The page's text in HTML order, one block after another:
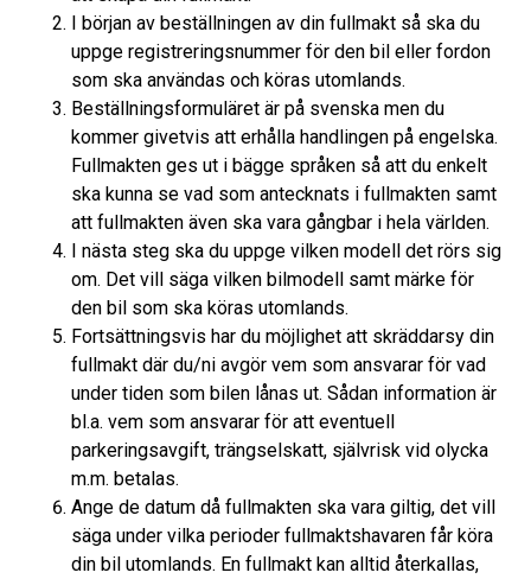
I början av beställningen av din fullmakt så ska du
uppge registreringsnummer för den bil eller fordon
som ska användas och köras utomlands.
Beställningsformuläret är på svenska men du
kommer givetvis att erhålla handlingen på engelska.
Fullmakten ges ut i bägge språken så att du enkelt
ska kunna se vad som antecknats i fullmakten samt
att fullmakten även ska vara gångbar i hela världen.
I nästa steg ska du uppge vilken modell det rörs sig
om. Det vill säga vilken bilmodell samt märke för
den bil som ska köras utomlands.
Fortsättningsvis har du möjlighet att skräddarsy din
fullmakt där du/ni avgör vem som ansvarar för vad
under tiden som bilen lånas ut. Sådan information är
bl.a. vem som ansvarar för att eventuell
parkeringsavgift, trängselskatt, självrisk vid olycka
m.m. betalas.
Ange de datum då fullmakten ska vara giltig, det vill
säga under vilka perioder fullmaktshavaren får köra
din bil utomlands. En fullmakt kan alltid återkallas,